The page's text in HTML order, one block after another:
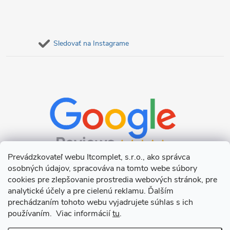
Prevádzkovateľ webu Itcomplet, s.r.o., ako správca
osobných údajov, spracováva na tomto webe súbory
cookies pre zlepšovanie prostredia webových stránok, pre
analytické účely a pre cielenú reklamu. Ďalším
prechádzaním tohoto webu vyjadrujete súhlas s ich
používaním. Viac informáciítu.
Sledovať na Instagrame